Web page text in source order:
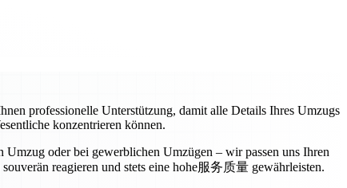
professionelle Unterstützung, damit alle Details Ihres Umzugs
konzentrieren können.
Umzug oder bei gewerblichen Umzügen – wir passen uns Ihren
reagieren und stets eine hohe服务质量 gewährleisten.